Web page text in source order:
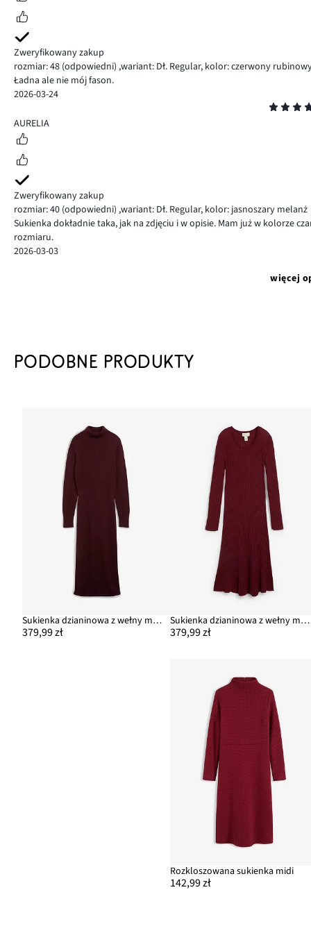
Zweryfikowany zakup
rozmiar: 48 (odpowiedni) ,wariant: Dł. Regular, kolor: czerwony
Ładna ale nie mój fason.
2026-03-24
5
AURELIA
Zweryfikowany zakup
rozmiar: 40 (odpowiedni) ,wariant: Dł. Regular, kolor: jasnoszary melanż
Sukienka dokładnie taka, jak na zdjęciu i w opisie. Mam już w kolorze
rozmiaru.
2026-03-03
więcej
PODOBNE PRODUKTY
Sukienka dzianinowa z wełny merino
379,99 zł
Sukienka dzianinowa z wełny merino
379,99 zł
Rozkloszowana sukienka midi
142,99 zł